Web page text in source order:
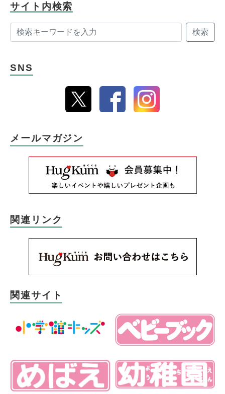
サイト内検索
検索
SNS
メールマガジン
関連リンク
関連サイト